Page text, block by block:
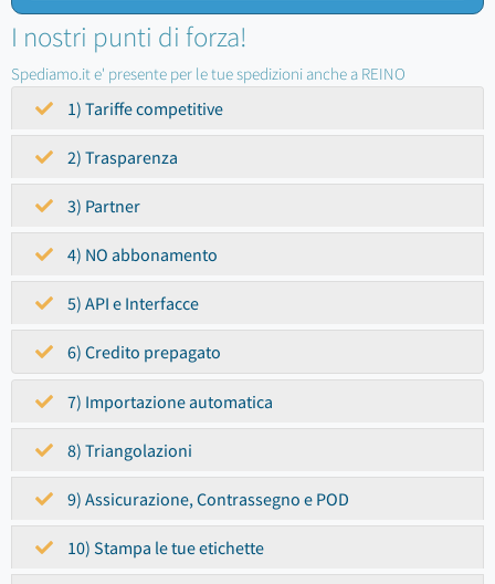
I nostri punti di forza!
Spediamo.it e' presente per le tue spedizioni anche a REINO
1) Tariffe competitive
2) Trasparenza
3) Partner
4) NO abbonamento
5) API e Interfacce
6) Credito prepagato
7) Importazione automatica
8) Triangolazioni
9) Assicurazione, Contrassegno e POD
10) Stampa le tue etichette